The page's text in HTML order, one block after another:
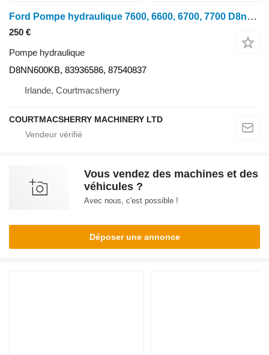
Ford Pompe hydraulique 7600, 6600, 6700, 7700 D8nn600kb, 83936586, 87540 D8NN600KB pour tracteur à roues 7600
250 €
Pompe hydraulique
D8NN600KB, 83936586, 87540837
Irlande, Courtmacsherry
COURTMACSHERRY MACHINERY LTD
Vous vendez des machines et des
véhicules ?
Avec nous, c'est possible !
Déposer une annonce